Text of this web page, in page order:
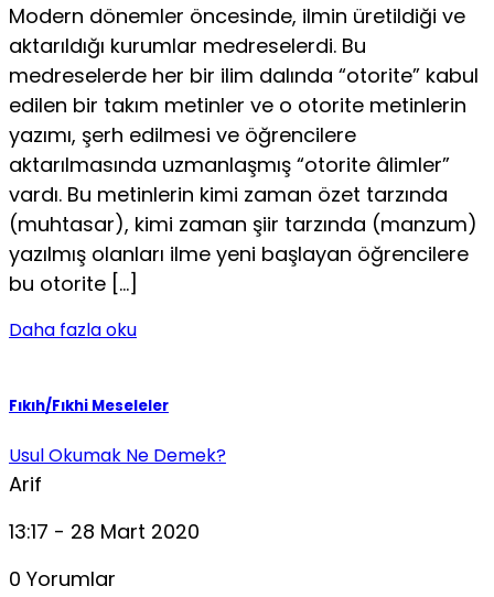
Modern dönemler öncesinde, ilmin üretildiği ve
aktarıldığı kurumlar medreselerdi. Bu
medreselerde her bir ilim dalında “otorite” kabul
edilen bir takım metinler ve o otorite metinlerin
yazımı, şerh edilmesi ve öğrencilere
aktarılmasında uzmanlaşmış “otorite âlimler”
vardı. Bu metinlerin kimi zaman özet tarzında
(muhtasar), kimi zaman şiir tarzında (manzum)
yazılmış olanları ilme yeni başlayan öğrencilere
bu otorite […]
Daha fazla oku
Fıkıh/Fıkhi Meseleler
Usul Okumak Ne Demek?
Arif
13:17 - 28 Mart 2020
0 Yorumlar